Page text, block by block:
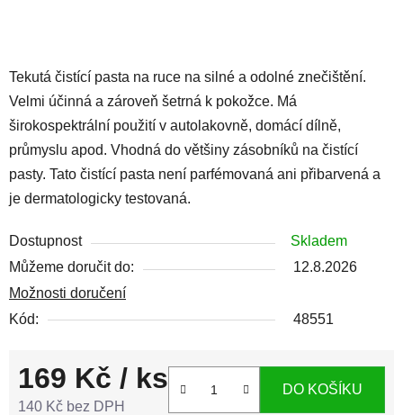
Tekutá čistící pasta na ruce na silné a odolné znečištění.
Velmi účinná a zároveň šetrná k pokožce. Má
širokospektrální použití v autolakovně, domácí dílně,
průmyslu apod. Vhodná do většiny zásobníků na čistící
pasty. Tato čistící pasta není parfémovaná ani přibarvená a
je dermatologicky testovaná.
Dostupnost
Skladem
Můžeme doručit do:
12.8.2026
Možnosti doručení
Kód:
48551
169 Kč / ks
140 Kč bez DPH
DO KOŠÍKU